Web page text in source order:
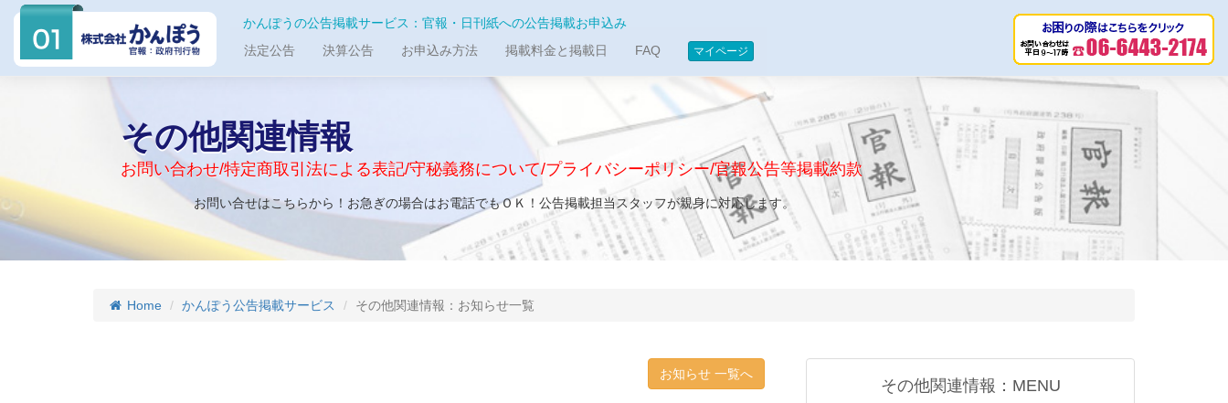
かんぽうの公告掲載サービス：官報・日刊紙への公告掲載お申込み
法定公告
決算公告 お申込み方法 掲載料金と掲載日 FAQ マイページ
その他関連情報
お問い合わせ/特定商取引法による表記/守秘義務について/プライバシーポリシー/官報公告等掲載約款
お問い合せはこちらから！お急ぎの場合はお電話でもＯＫ！公告掲載担当スタッフが親身に対応します。
Home かんぽう公告掲載サービス その他関連情報：お知らせ一覧
お知らせ 一覧へ
その他関連情報：MENU